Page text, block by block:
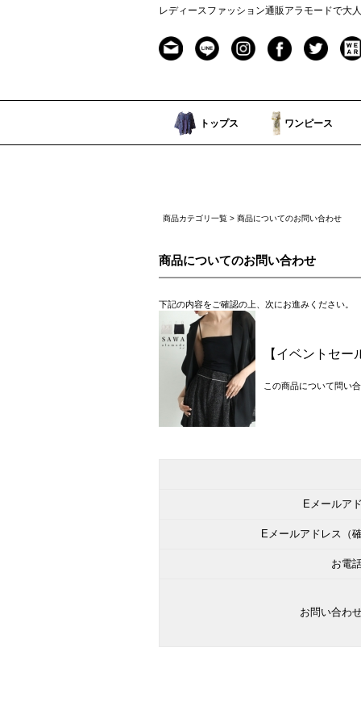
レディースファッション通販アラモードで大
トップス ワンピース
商品カテゴリ一覧 > 商品についてのお問い合わせ
商品についてのお問い合わせ
下記の内容をご確認の上、次にお進みください。
【イベントセ
この商品について問い
Eメールア
Eメールアドレス（
お電
お問い合わ